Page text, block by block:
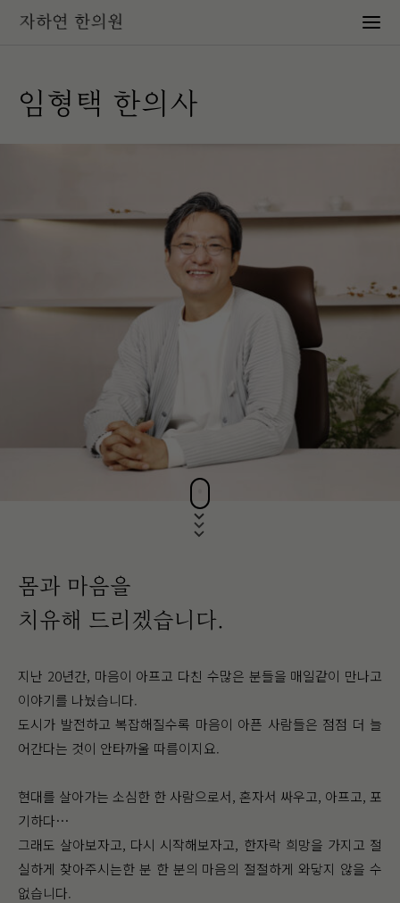
임형택 한의사
몸과 마음을
치유해 드리겠습니다.
지난 20년간, 마음이 아프고 다친 수많은 분들을 매일같이 만나고
이야기를 나눴습니다.
도시가 발전하고 복잡해질수록 마음이 아픈 사람들은 점점 더 늘
어간다는 것이 안타까울 따름이지요.
현대를 살아가는 소심한 한 사람으로서, 혼자서 싸우고, 아프고, 포
기하다…
그래도 살아보자고, 다시 시작해보자고, 한자락 희망을 가지고 절
실하게 찾아주시는한 분 한 분의 마음의 절절하게 와닿지 않을 수
없습니다.